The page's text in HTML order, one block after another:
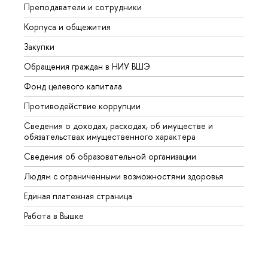
Преподаватели и сотрудники
Корпуса и общежития
Закупки
Обращения граждан в НИУ ВШЭ
Фонд целевого капитала
Противодействие коррупции
Сведения о доходах, расходах, об имуществе и
обязательствах имущественного характера
Сведения об образовательной организации
Людям с ограниченными возможностями здоровья
Единая платежная страница
Работа в Вышке